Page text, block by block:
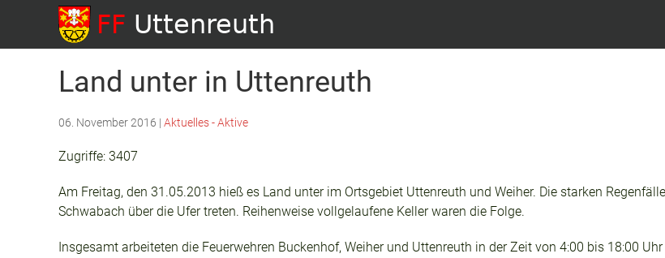
Land unter in Uttenreuth
06. November 2016 | Aktuelles - Aktive
Zugriffe: 3407
Am Freitag, den 31.05.2013 hieß es Land unter im Ortsgebiet Uttenreuth und Weiher. Die starken
Schwabach über die Ufer treten. Reihenweise vollgelaufene Keller waren die Folge.
Insgesamt arbeiteten die Feuerwehren Buckenhof, Weiher und Uttenreuth in der Zeit von 4:00 bis 18:00